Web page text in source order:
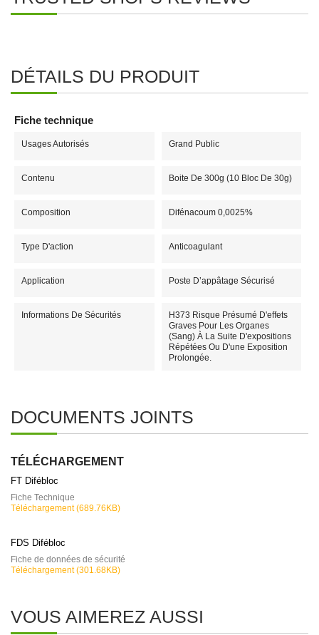
DÉTAILS DU PRODUIT
Fiche technique
Usages Autorisés Grand Public
Contenu Boite De 300g (10 Bloc De 30g)
Composition Difénacoum 0,0025%
Type D'action Anticoagulant
Application Poste D’appâtage Sécurisé
Informations De Sécurités
H373 Risque Présumé D'effets
Graves Pour Les Organes
(sang) À La Suite D'expositions
Répétées Ou D'une Exposition
Prolongée.
DOCUMENTS JOINTS
TÉLÉCHARGEMENT
FT Difébloc
Fiche Technique
Téléchargement (689.76KB)
FDS Difébloc
Fiche de données de sécurité
Téléchargement (301.68KB)
VOUS AIMEREZ AUSSI